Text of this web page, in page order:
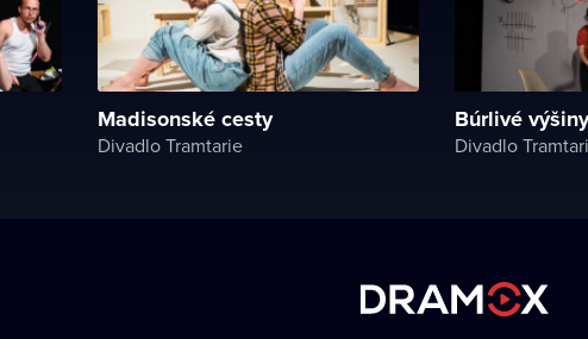
Madisonské cesty
Divadlo Tramtarie
Búrlivé výšiny
Divadlo